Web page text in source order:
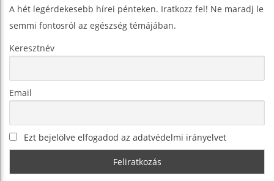
A hét legérdekesebb hírei pénteken. Iratkozz fel! Ne maradj le
semmi fontosról az egészség témájában.
Keresztnév
Email
Ezt bejelölve elfogadod az adatvédelmi irányelvet